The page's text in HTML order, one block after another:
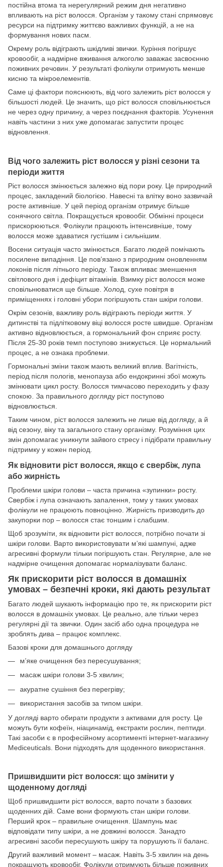
постійна втома та нерегулярний режим дня негативно
впливають на ріст волосся. Організм у такому стані спрямовує
ресурси на підтримку життєво важливих функцій, а не на
формування нових пасм.
Окрему роль відіграють шкідливі звички. Куріння погіршує
кровообіг, а надмірне вживання алкоголю заважає засвоєнню
поживних речовин. У результаті фолікули отримують менше
кисню та мікроелементів.
Саме ці фактори пояснюють, від чого залежить ріст волосся у
більшості людей. Це значить, що ріст волосся сповільнюється
не через одну причину, а через поєднання факторів. Усунення
навіть частини з них уже допомагає запустити процес
відновлення.
Від чого залежить ріст волосся у різні сезони та
періоди життя
Ріст волосся змінюється залежно від пори року. Це природний
процес, закладений біологією. Навесні та влітку воно зазвичай
росте активніше. У цей період організм отримує більше
сонячного світла. Покращується кровообіг. Обмінні процеси
прискорюються. Фолікули працюють інтенсивніше, тому
волосся може здаватися густішим і сильнішим.
Восени ситуація часто змінюється. Багато людей помічають
посилене випадіння. Це пов’язано з природним оновленням
локонів після літнього періоду. Також впливає зменшення
світлового дня і дефіцит вітамінів. Взимку ріст волосся може
сповільнюватися ще більше. Холод, сухе повітря в
приміщеннях і головні убори погіршують стан шкіри голови.
Окрім сезонів, важливу роль відіграють періоди життя. У
дитинстві та підлітковому віці волосся росте швидше. Організм
активно відновлюється, а гормональний фон сприяє росту.
Після 25-30 років темп поступово знижується. Це нормальний
процес, а не ознака проблеми.
Гормональні зміни також мають великий вплив. Вагітність,
період після пологів, менопауза або ендокринні збої можуть
змінювати цикл росту. Волосся тимчасово переходить у фазу
спокою. За правильного догляду ріст поступово
відновлюється.
Таким чином, ріст волосся залежить не лише від догляду, а й
від сезону, віку та загального стану організму. Розуміння цих
змін допомагає уникнути зайвого стресу і підібрати правильну
підтримку у кожен період.
Як відновити ріст волосся, якщо є свербіж, лупа
або жирність
Проблеми шкіри голови – часта причина «зупинки» росту.
Свербіж і лупа означають запалення, тому у таких умовах
фолікули не працюють повноцінно. Жирність призводить до
закупорки пор – волосся стає тоншим і слабшим.
Щоб зрозуміти, як відновити ріст волосся, потрібно почати зі
шкіри голови. Варто використовувати м’які шампуні, адже
агресивні формули тільки погіршують стан. Регулярне, але не
надмірне очищення допомагає нормалізувати баланс.
Як прискорити ріст волосся в домашніх
умовах – безпечні кроки, які дають результат
Багато людей шукають інформацію про те, як прискорити ріст
волосся в домашніх умовах. Це реально, але тільки через
регулярні дії та звички. Один засіб або одна процедура не
зроблять дива – працює комплекс.
Базові кроки для домашнього догляду
м’яке очищення без пересушування;
масаж шкіри голови 3-5 хвилин;
акуратне сушіння без перегріву;
використання засобів за типом шкіри.
У догляді варто обирати продукти з активами для росту. Це
можуть бути кофеїн, ніацинамід, екстракти рослин, пептиди.
Такі засоби є в професійному асортименті інтернет-магазину
Mediceuticals. Вони підходять для щоденного використання.
Пришвидшити ріст волосся: що змінити у
щоденному догляді
Щоб пришвидшити ріст волосся, варто почати з базових
щоденних дій. Саме вони формують стан шкіри голови.
Перший крок – правильне очищення. Шампунь має
відповідати типу шкіри, а не довжині волосся. Занадто
агресивні засоби пересушують шкіру та порушують її баланс.
Другий важливий момент – масаж. Навіть 3-5 хвилин на день
покращують кровообіг. Фолікули отримують більше поживних